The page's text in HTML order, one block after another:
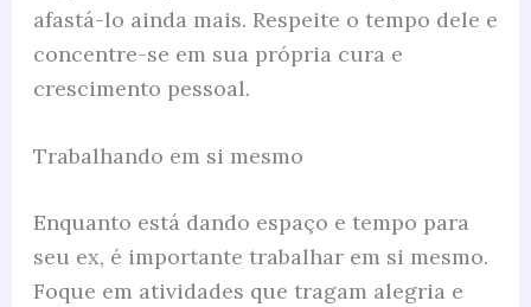
afastá-lo ainda mais. Respeite o tempo dele e
concentre-se em sua própria cura e
crescimento pessoal.
Trabalhando em si mesmo
Enquanto está dando espaço e tempo para
seu ex, é importante trabalhar em si mesmo.
Foque em atividades que tragam alegria e